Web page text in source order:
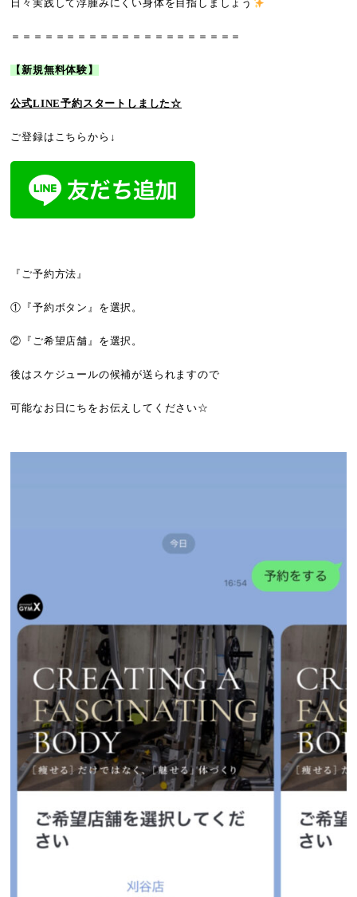
日々実践して浮腫みにくい身体を目指しましょう
＝＝＝＝＝＝＝＝＝＝＝＝＝＝＝＝＝＝＝＝＝
【新規無料体験】
公式LINE予約スタートしました☆
ご登録はこちらから↓
『ご予約方法』
①『予約ボタン』を選択。
②『ご希望店舗』を選択。
後はスケジュールの候補が送られますので
可能なお日にちをお伝えしてください☆